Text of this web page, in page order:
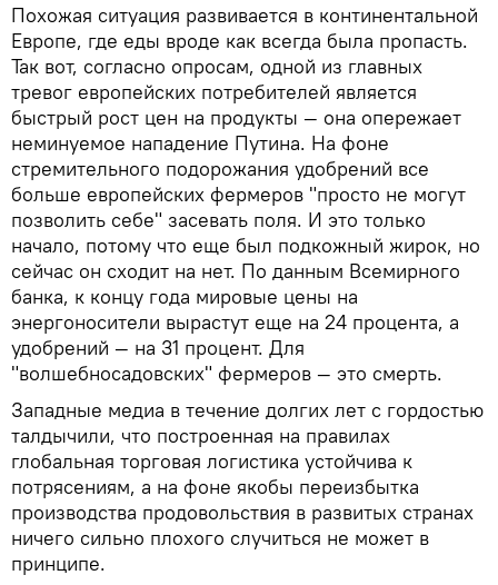
Похожая ситуация развивается в континентальной
Европе, где еды вроде как всегда была пропасть.
Так вот, согласно опросам, одной из главных
тревог европейских потребителей является
быстрый рост цен на продукты — она опережает
неминуемое нападение Путина. На фоне
стремительного подорожания удобрений все
больше европейских фермеров "просто не могут
позволить себе" засевать поля. И это только
начало, потому что еще был подкожный жирок, но
сейчас он сходит на нет. По данным Всемирного
банка, к концу года мировые цены на
энергоносители вырастут еще на 24 процента, а
удобрений — на 31 процент. Для
"волшебносадовских" фермеров — это смерть.
Западные медиа в течение долгих лет с гордостью
талдычили, что построенная на правилах
глобальная торговая логистика устойчива к
потрясениям, а на фоне якобы переизбытка
производства продовольствия в развитых странах
ничего сильно плохого случиться не может в
принципе.